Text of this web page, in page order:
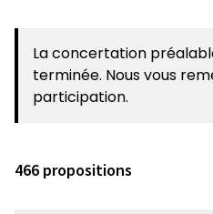
La concertation
terminée. Nous vous
participation.
466 propositions